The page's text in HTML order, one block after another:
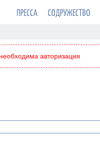
ПРЕССА СОДРУЖЕСТВО
авторизация